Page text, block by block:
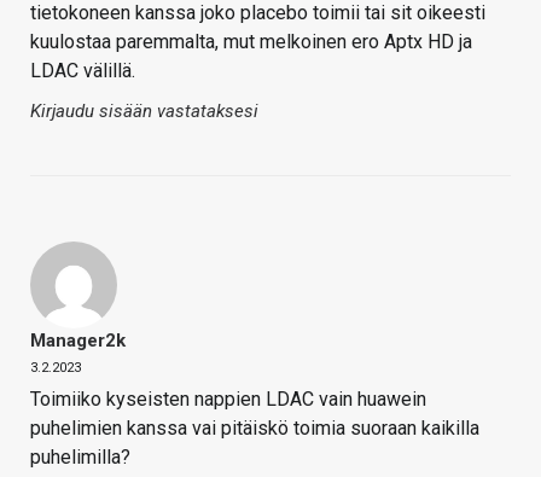
tietokoneen kanssa joko placebo toimii tai sit oikeesti
kuulostaa paremmalta, mut melkoinen ero Aptx HD ja
LDAC välillä.
Kirjaudu sisään vastataksesi
Manager2k
3.2.2023
Toimiiko kyseisten nappien LDAC vain huawein
puhelimien kanssa vai pitäiskö toimia suoraan kaikilla
puhelimilla?